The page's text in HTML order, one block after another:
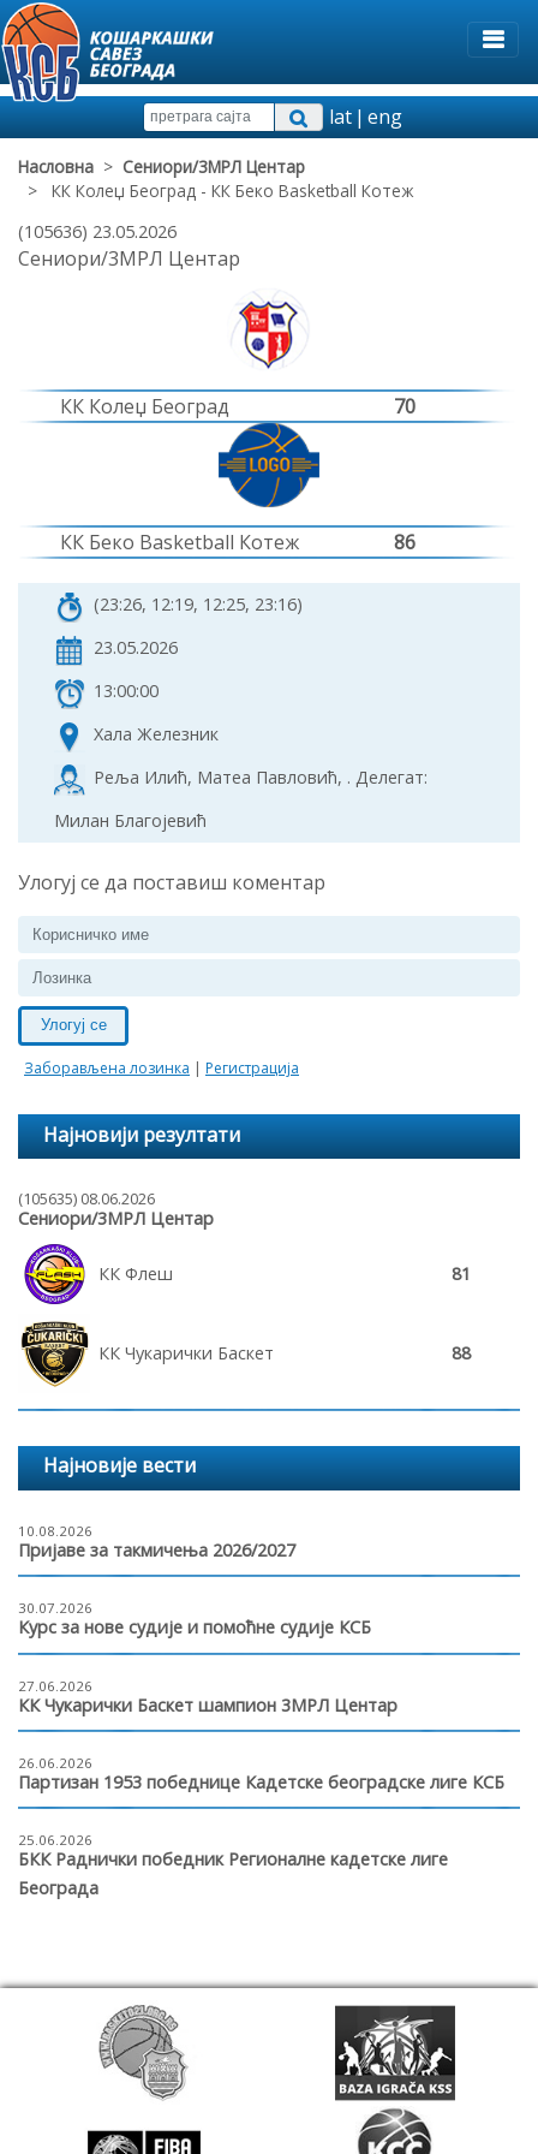
lat|eng
Насловна > Сениори/3МРЛ Центар
> КК Колеџ Београд - КК Беко Basketball Котеж
(105636) 23.05.2026
Сениори/3МРЛ Центар
КК Колеџ Београд 70
КК Беко Basketball Котеж 86
(23:26, 12:19, 12:25, 23:16)
23.05.2026
13:00:00
Хала Железник
Реља Илић, Матеа Павловић, . Делегат:
Милан Благојевић
Улогуј се да поставиш коментар
Улогуј се
Заборављена лозинка | Регистрација
Најновији резултати
(105635) 08.06.2026
Сениори/3МРЛ Центар
КК Флеш 81
КК Чукарички Баскет 88
Најновије вести
10.08.2026
Пријаве за такмичења 2026/2027
30.07.2026
Курс за нове судије и помоћне судије КСБ
27.06.2026
КК Чукарички Баскет шампион 3МРЛ Центар
26.06.2026
Партизан 1953 победнице Кадетске београдске лиге КСБ
25.06.2026
БКК Раднички победник Регионалне кадетске лиге
Београда